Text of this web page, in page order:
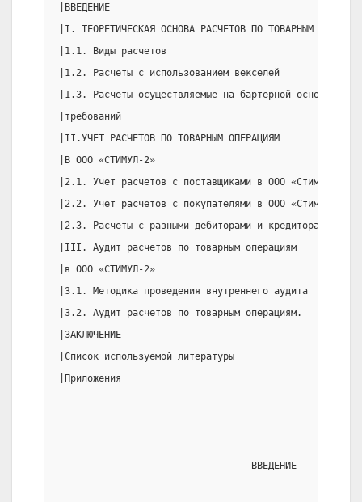
|ВВЕДЕНИЕ
|I. ТЕОРЕТИЧЕСКАЯ ОСНОВА РАСЧЕТОВ ПО ТОВАРНЫМ
|1.1. Виды расчетов
|1.2. Расчеты с использованием векселей
|1.3. Расчеты осуществляемые на бартерной основе и
|требований
|II.УЧЕТ РАСЧЕТОВ ПО ТОВАРНЫМ ОПЕРАЦИЯМ
|В ООО «СТИМУЛ-2»
|2.1. Учет расчетов с поставщиками в ООО
|2.2. Учет расчетов с покупателями в ООО
|2.3. Расчеты с разными дебиторами и кредиторами
|III. Аудит расчетов по товарным операциям
|в ООО «СТИМУЛ-2»
|3.1. Методика проведения внутреннего
|3.2. Аудит расчетов по товарным
|ЗАКЛЮЧЕНИЕ
|Список используемой литературы
|Приложения
                                  ВВЕДЕНИЕ